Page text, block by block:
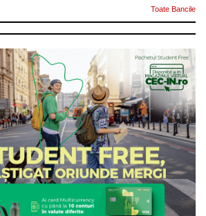
Toate Bancile